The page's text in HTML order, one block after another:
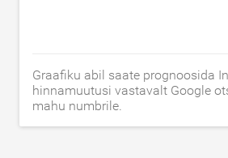
Graafiku abil saate prognoosida
hinnamuutusi vastavalt Google
mahu numbrile.